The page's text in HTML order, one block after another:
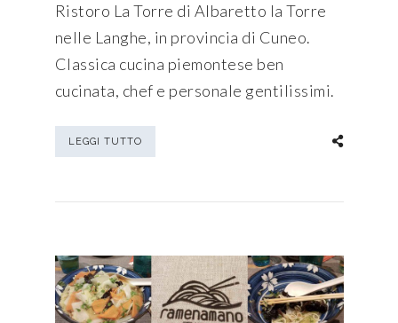
Ristoro La Torre di Albaretto la Torre
nelle Langhe, in provincia di Cuneo.
Classica cucina piemontese ben
cucinata, chef e personale gentilissimi.
LEGGI TUTTO